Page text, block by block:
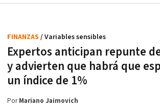
Expertos anticipan repunte
y advierten que habrá que
un índice de 1%
FINANZAS / Variables sensibles
PorMariano Jaimovich